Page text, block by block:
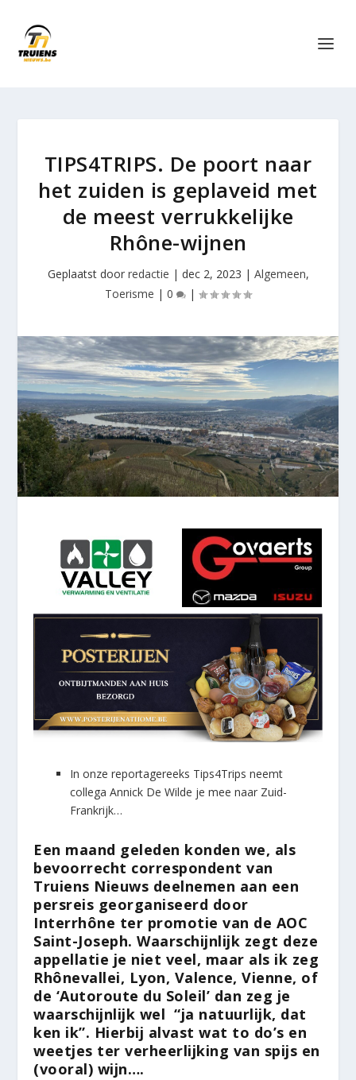
TIPS4TRIPS. De poort naar
het zuiden is geplaveid met
de meest verrukkelijke
Rhône-wijnen
Geplaatst door redactie | dec 2, 2023 | Algemeen,
Toerisme | 0 |
In onze reportagereeks Tips4Trips neemt
collega Annick De Wilde je mee naar Zuid-
Frankrijk…
Een maand geleden konden we, als
bevoorrecht correspondent van
Truiens Nieuws deelnemen aan een
persreis georganiseerd door
Interrhône ter promotie van de AOC
Saint-Joseph. Waarschijnlijk zegt deze
appellatie je niet veel, maar als ik zeg
Rhônevallei, Lyon, Valence, Vienne, of
de ‘Autoroute du Soleil’ dan zeg je
waarschijnlijk wel “ja natuurlijk, dat
ken ik”. Hierbij alvast wat to do’s en
weetjes ter verheerlijking van spijs en
(vooral) wijn….